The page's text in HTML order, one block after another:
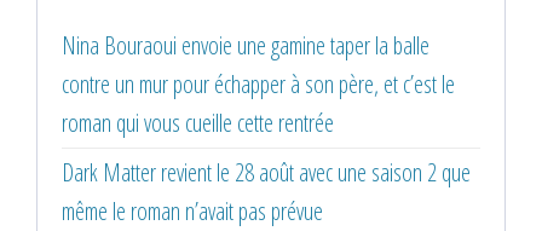
Nina Bouraoui envoie une gamine taper la balle
contre un mur pour échapper à son père, et c’est le
roman qui vous cueille cette rentrée
Dark Matter revient le 28 août avec une saison 2 que
même le roman n’avait pas prévue